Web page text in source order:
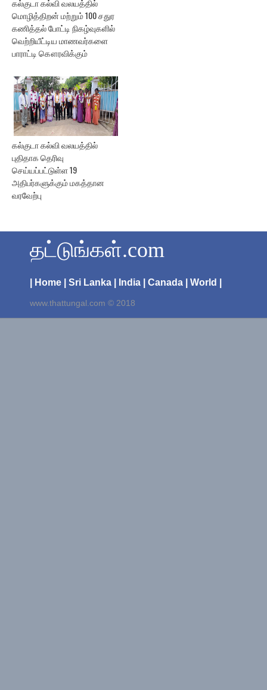
கல்குடா கல்வி வலயத்தில்
மொழித்திறன் மற்றும் 100 சதுர
கணித்தல் போட்டி நிகழ்வுகளில்
வெற்றியீட்டிய மாணவர்களை
பாராட்டி கௌரவிக்கும்
கல்குடா கல்வி வலயத்தில்
புதிதாக தெரிவு
செய்யப்பட்டுள்ள 19
அதிபர்களுக்கும் மகத்தான
வரவேற்பு
தட்டுங்கள்.com
| Home | Sri Lanka | India | Canada | World |
www.thattungal.com © 2018